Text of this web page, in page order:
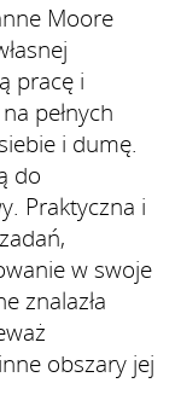
Moore
pracę i
pełnych
i dumę.
do
Praktyczna i
w swoje
znalazła
obszary jej